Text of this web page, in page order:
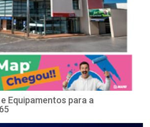
Equipamentos para a